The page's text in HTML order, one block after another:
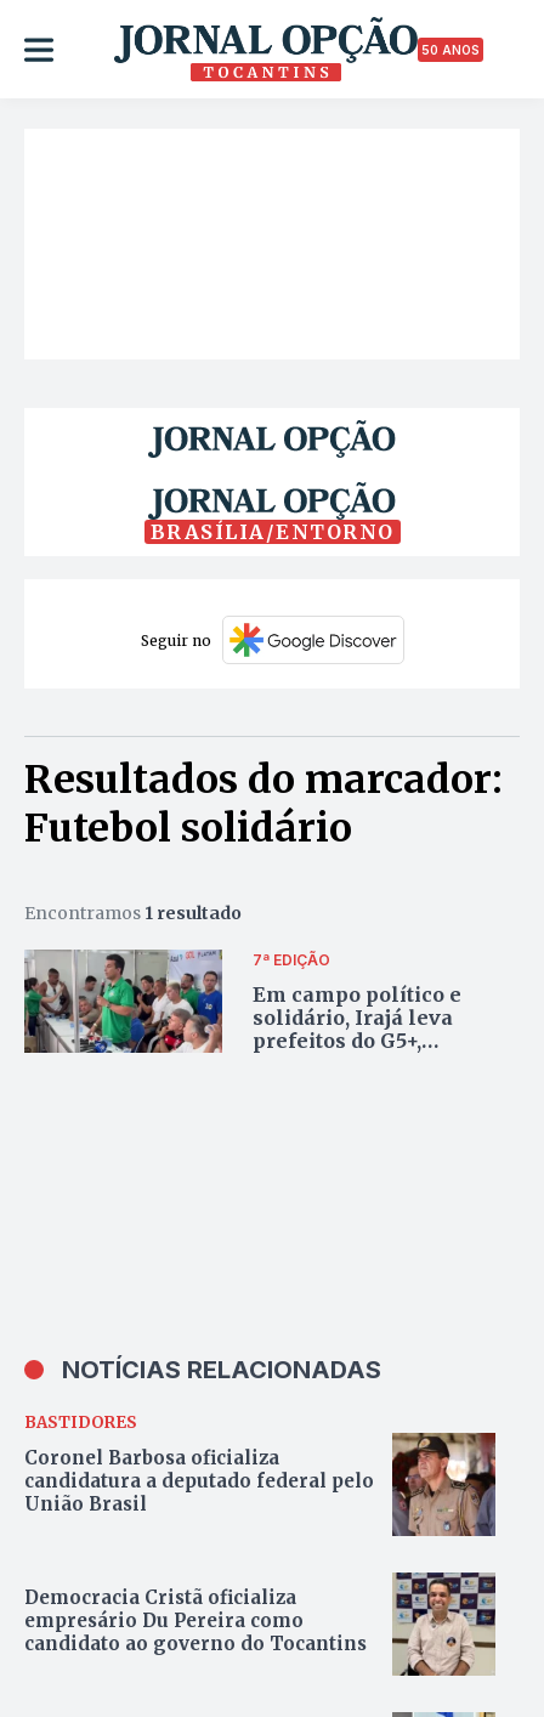
50 ANOS
BRASÍLIA/ENTORNO
Seguir no
Resultados do marcador:
Futebol solidário
Encontramos 1 resultado
7ª EDIÇÃO
Em campo político e
solidário, Irajá leva
prefeitos do G5+,
NOTÍCIAS RELACIONADAS
BASTIDORES
Coronel Barbosa oficializa
candidatura a deputado federal pelo
União Brasil
Democracia Cristã oficializa
empresário Du Pereira como
candidato ao governo do Tocantins